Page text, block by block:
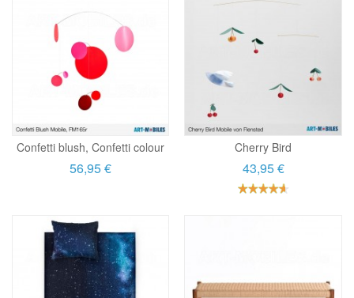
Confetti blush, Confetti colour
56,95 €
Cherry Bird
43,95 €